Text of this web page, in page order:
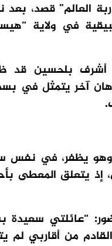
العالم” قصد، بعد
في ولاية
2008، كان أشرف
آخر يتمثل في
يظفر، في نفس
إذ يتعلق المعطى
“عائلتي سعيدة
من أقاربي لم